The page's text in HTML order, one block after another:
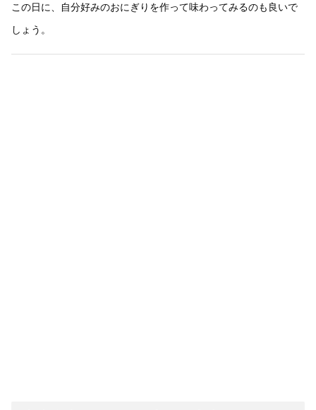
この日に、自分好みのおにぎりを作って味わってみるのも良いで
しょう。